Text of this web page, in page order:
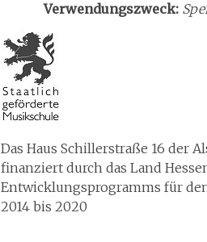
Verwendungszweck:
Das Haus Schillerstraße 16 der
finanziert durch das Land
Entwicklungsprogramms für
2014 bis 2020